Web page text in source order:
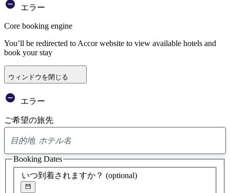
エラー
Core booking engine
You’ll be redirected to Accor website to view available hotels and
book your stay
ウィンドウを閉じる
エラー
ご希望の旅先
ア
ド
バ
イ
いつ到着されますか？ (optional)
Booking Dates